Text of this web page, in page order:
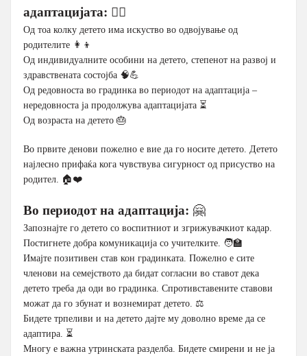
адаптацијата: 🙅‍♂️
Од тоа колку детето има искуство во одвојување од
родителите 👩‍👦
Од индивидуалните особини на детето, степенот на развој и
здравствената состојба 🧠💪
Од редовноста во градинка во периодот на адаптација –
нередовноста ја продолжува адаптацијата ⏳
Од возраста на детето 🎂
Во првите денови пожелно е вие да го носите детето. Детето
најлесно прифаќа кога чувствува сигурност од присуство на
родител. 🏠❤️
Во периодот на адаптација: 🤗
Запознајте го детето со воспитниот и згрижувачкиот кадар.
Постигнете добра комуникација со учителките. 🧑‍🏫
Имајте позитивен став кон градинката. Пожелно е сите
членови на семејството да бидат согласни во ставот дека
детето треба да оди во градинка. Спротивставените ставови
можат да го збунат и вознемират детето. ⚖️
Бидете трпеливи и на детето дајте му доволно време да се
адаптира. ⏳
Многу е важна утринската разделба. Бидете смирени и не ја